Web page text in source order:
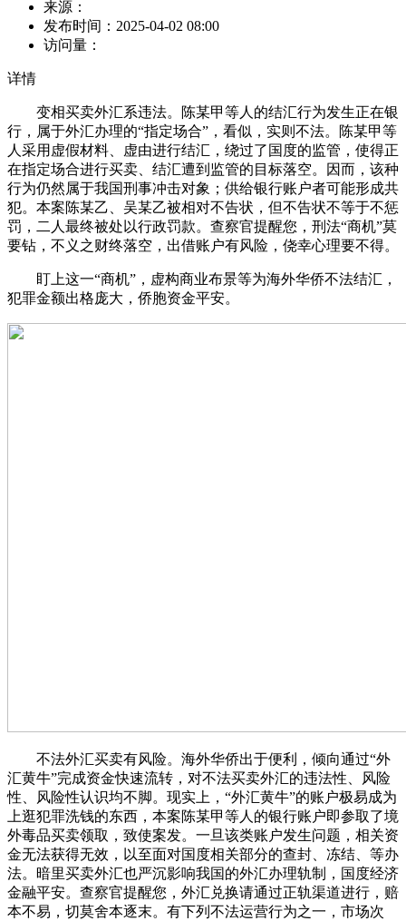
来源：
发布时间： 2025-04-02 08:00
访问量：
详情
变相买卖外汇系违法。陈某甲等人的结汇行为发生正在银
行，属于外汇办理的“指定场合”，看似，实则不法。陈某甲等
人采用虚假材料、虚由进行结汇，绕过了国度的监管，使得正
在指定场合进行买卖、结汇遭到监管的目标落空。因而，该种
行为仍然属于我国刑事冲击对象；供给银行账户者可能形成共
犯。本案陈某乙、吴某乙被相对不告状，但不告状不等于不惩
罚，二人最终被处以行政罚款。查察官提醒您，刑法“商机”莫
要钻，不义之财终落空，出借账户有风险，侥幸心理要不得。
盯上这一“商机”，虚构商业布景等为海外华侨不法结汇，
犯罪金额出格庞大，侨胞资金平安。
不法外汇买卖有风险。海外华侨出于便利，倾向通过“外
汇黄牛”完成资金快速流转，对不法买卖外汇的违法性、风险
性、风险性认识均不脚。现实上，“外汇黄牛”的账户极易成为
上逛犯罪洗钱的东西，本案陈某甲等人的银行账户即参取了境
外毒品买卖领取，致使案发。一旦该类账户发生问题，相关资
金无法获得无效，以至面对国度相关部分的查封、冻结、等办
法。暗里买卖外汇也严沉影响我国的外汇办理轨制，国度经济
金融平安。查察官提醒您，外汇兑换请通过正轨渠道进行，赔
本不易，切莫舍本逐末。有下列不法运营行为之一，市场次